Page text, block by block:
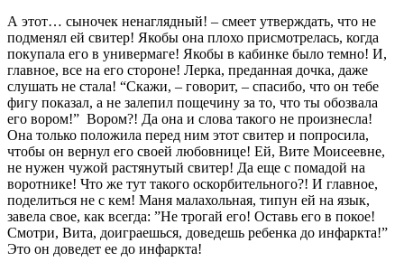
А этот… сыночек ненаглядный! – смеет утверждать, что не
подменял ей свитер! Якобы она плохо присмотрелась, когда
покупала его в универмаге! Якобы в кабинке было темно! И,
главное, все на его стороне! Лерка, преданная дочка, даже
слушать не стала! “Скажи, – говорит, – спасибо, что он тебе
фигу показал, а не залепил пощечину за то, что ты обозвала
его вором!” Вором?! Да она и слова такого не произнесла!
Она только положила перед ним этот свитер и попросила,
чтобы он вернул его своей любовнице! Ей, Вите Моисеевне,
не нужен чужой растянутый свитер! Да еще с помадой на
воротнике! Что же тут такого оскорбительного?! И главное,
поделиться не с кем! Маня малахольная, типун ей на язык,
завела свое, как всегда: ”Не трогай его! Оставь его в покое!
Смотри, Вита, доиграешься, доведешь ребенка до инфаркта!”
Это он доведет ее до инфаркта!